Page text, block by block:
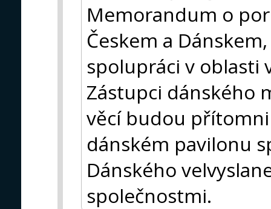
Memorandum o
Českem a
spolupráci v oblasti
Zástupci dánského
věcí budou
dánském pavilonu
Dánského
společnostmi.